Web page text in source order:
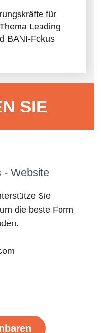
für
Leading
BANI-Fokus
SIE
Sie
um die beste Form